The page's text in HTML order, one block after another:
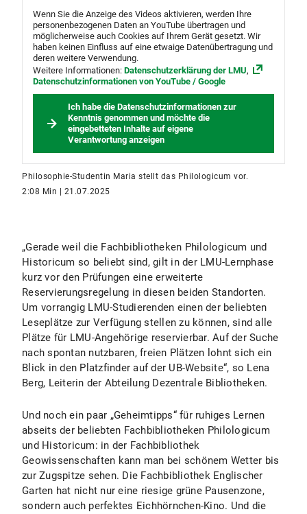
Wenn Sie die Anzeige des Videos aktivieren, werden Ihre
personenbezogenen Daten an YouTube übertragen und
möglicherweise auch Cookies auf Ihrem Gerät gesetzt. Wir
haben keinen Einfluss auf eine etwaige Datenübertragung und
deren weitere Verwendung.
Weitere Informationen: Datenschutzerklärung der LMU,
Datenschutzinformationen von YouTube / Google
Ich habe die Datenschutzinformationen zur
Kenntnis genommen und möchte die
eingebetteten Inhalte auf eigene
Verantwortung anzeigen
Philosophie-Studentin Maria stellt das Philologicum vor.
2:08 Min | 21.07.2025
„Gerade weil die Fachbibliotheken Philologicum und
Historicum so beliebt sind, gilt in der LMU-Lernphase
kurz vor den Prüfungen eine erweiterte
Reservierungsregelung in diesen beiden Standorten.
Um vorrangig LMU-Studierenden einen der beliebten
Leseplätze zur Verfügung stellen zu können, sind alle
Plätze für LMU-Angehörige reservierbar. Auf der Suche
nach spontan nutzbaren, freien Plätzen lohnt sich ein
Blick in den Platzfinder auf der UB-Website“, so Lena
Berg, Leiterin der Abteilung Dezentrale Bibliotheken.
Und noch ein paar „Geheimtipps“ für ruhiges Lernen
abseits der beliebten Fachbibliotheken Philologicum
und Historicum: in der Fachbibliothek
Geowissenschaften kann man bei schönem Wetter bis
zur Zugspitze sehen. Die Fachbibliothek Englischer
Garten hat nicht nur eine riesige grüne Pausenzone,
sondern auch perfektes Eichhörnchen-Kino. Und die